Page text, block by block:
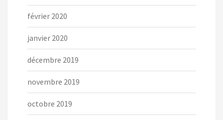
février 2020
janvier 2020
décembre 2019
novembre 2019
octobre 2019